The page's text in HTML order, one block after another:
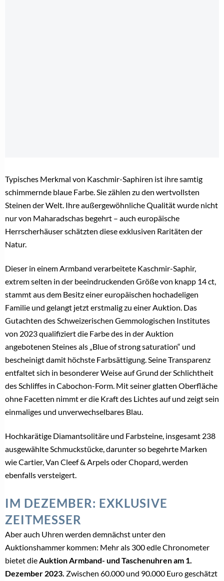
Typisches Merkmal von Kaschmir-Saphiren ist ihre samtig
schimmernde blaue Farbe. Sie zählen zu den wertvollsten
Steinen der Welt. Ihre außergewöhnliche Qualität wurde nicht
nur von Maharadschas begehrt – auch europäische
Herrscherhäuser schätzten diese exklusiven Raritäten der
Natur.
Dieser in einem Armband verarbeitete Kaschmir-Saphir,
extrem selten in der beeindruckenden Größe von knapp 14 ct,
stammt aus dem Besitz einer europäischen hochadeligen
Familie und gelangt jetzt erstmalig zu einer Auktion. Das
Gutachten des Schweizerischen Gemmologischen Institutes
von 2023 qualifiziert die Farbe des in der Auktion
angebotenen Steines als „Blue of strong saturation“ und
bescheinigt damit höchste Farbsättigung. Seine Transparenz
entfaltet sich in besonderer Weise auf Grund der Schlichtheit
des Schliffes in Cabochon-Form. Mit seiner glatten Oberfläche
ohne Facetten nimmt er die Kraft des Lichtes auf und zeigt sein
einmaliges und unverwechselbares Blau.
Hochkarätige Diamantsolitäre und Farbsteine, insgesamt 238
ausgewählte Schmuckstücke, darunter so begehrte Marken
wie Cartier, Van Cleef & Arpels oder Chopard, werden
ebenfalls versteigert.
IM DEZEMBER: EXKLUSIVE
ZEITMESSER
Aber auch Uhren werden demnächst unter den
Auktionshammer kommen: Mehr als 300 edle Chronometer
bietet dieAuktion Armband- und Taschenuhren am 1.
Dezember 2023. Zwischen 60.000 und 90.000 Euro geschätzt